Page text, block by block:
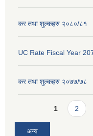
कर तथा शुल्कहरु २०८०/८१
UC Rate Fiscal Year
कर तथा शुल्कहरु २०७७/७८
Pages1 2
अन्य